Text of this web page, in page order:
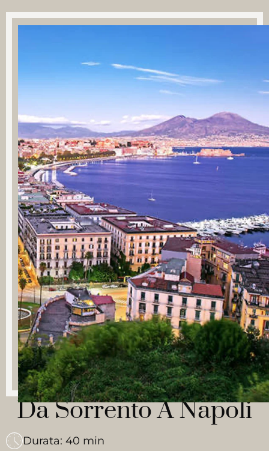
Da Sorrento A Napoli
Durata: 40 min